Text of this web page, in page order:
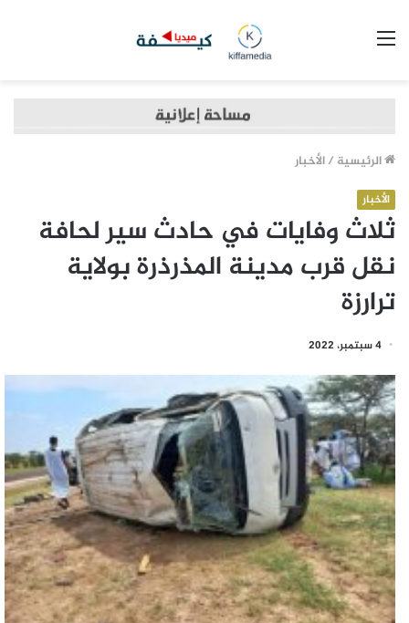
الرئيسية /الأخبار
الأخبار
ثلاث وفايات في حادث سير لحافة
نقل قرب مدينة المذرذرة بولاية
ترارزة
4 سبتمبر، 2022